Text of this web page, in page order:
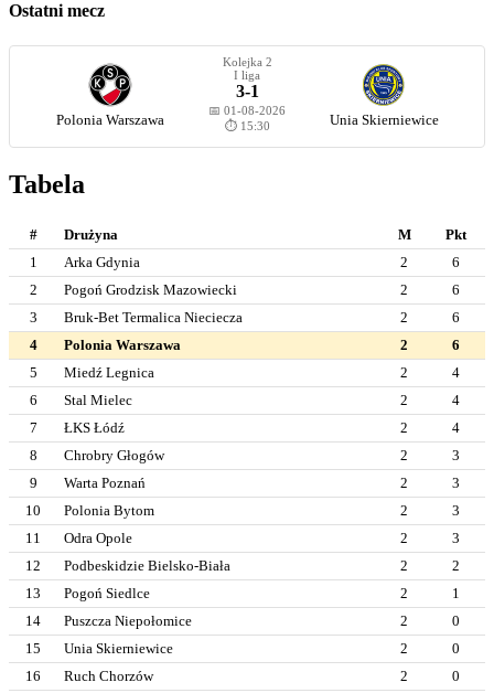
Ostatni mecz
Polonia Warszawa
Kolejka 2
I liga
3-1
📅 01-08-2026
⏱️ 15:30
Unia Skierniewice
Tabela
# Drużyna M
Pkt
1
Arka Gdynia 2
6
2
Pogoń Grodzisk Mazowiecki 2
6
3
Bruk-Bet Termalica Nieciecza 2
6
4
Polonia Warszawa 2
6
5
Miedź Legnica 2
4
6
Stal Mielec 2
4
7
ŁKS Łódź 2
4
8
Chrobry Głogów 2
3
9
Warta Poznań 2
3
10
Polonia Bytom 2
3
11
Odra Opole 2
3
12
Podbeskidzie Bielsko-Biała 2
2
13
Pogoń Siedlce 2
1
14
Puszcza Niepołomice 2
0
15
Unia Skierniewice 2
0
16
Ruch Chorzów 2
0